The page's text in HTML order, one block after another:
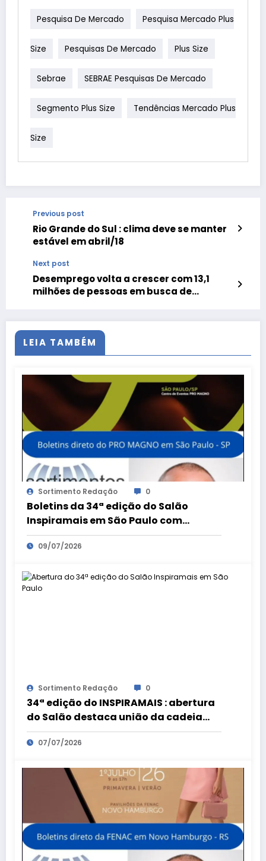
Pesquisa De Mercado Pesquisa Mercado Plus
Size Pesquisas De Mercado Plus Size
Sebrae SEBRAE Pesquisas De Mercado
Segmento Plus Size Tendências Mercado Plus
Size
Previous post
Rio Grande do Sul : clima deve se manter
estável em abril/18
Next post
Desemprego volta a crescer com 13,1
milhões de pessoas em busca de
LEIA TAMBÉM
Sortimento Redação 0
Boletins da 34ª edição do Salão
Inspiramais em São Paulo com
Cláudio Alves
09/07/2026
Sortimento Redação 0
34ª edição do INSPIRAMAIS : abertura
do Salão destaca união da cadeia
produtiva da moda
07/07/2026